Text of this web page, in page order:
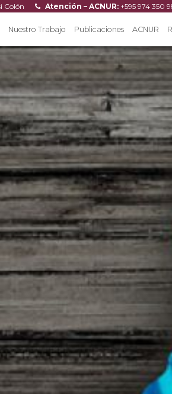
Colón Atención – ACNUR: +595 974 350
Nuestro Trabajo Publicaciones ACNUR